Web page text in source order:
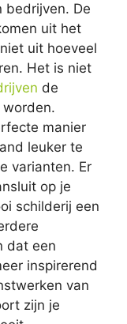
bedrijven. De
uit het
uit hoeveel
Het is niet
de
manier
leuker te
varianten. Er
op je
schilderij een
dat een
inspirerend
van
zijn je